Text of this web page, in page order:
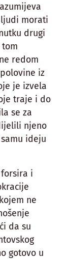
morati
drugi
redom
iz
je izvela
traje i do
se za
njeno
ideju
i
ne
da su
gotovo u